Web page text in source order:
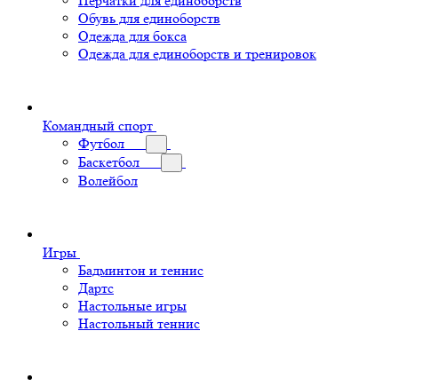
Обувь для единоборств
Одежда для бокса
Одежда для единоборств и тренировок
Командный спорт
Футбол
Баскетбол
Волейбол
Игры
Бадминтон и теннис
Дартс
Настольные игры
Настольный теннис